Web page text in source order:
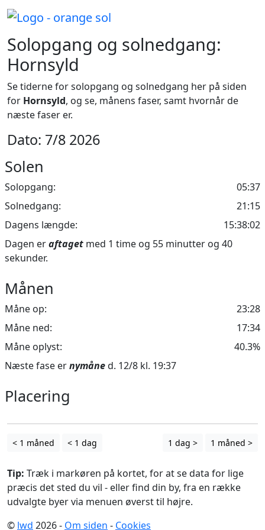
Solopgang og solnedgang:
Hornsyld
Se tiderne for solopgang og solnedgang her på siden
for Hornsyld, og se, månens faser, samt hvornår de
næste faser er.
Dato: 7/8 2026
Solen
Solopgang:
05:37
Solnedgang:
21:15
Dagens længde:
15:38:02
Dagen eraftaget med 1 time og 55 minutter og 40
sekunder.
Månen
Måne op:
23:28
Måne ned:
17:34
Måne oplyst:
40.3%
Næste fase ernymåned. 12/8 kl. 19:37
Placering
+
−
< 1 måned < 1 dag 1 dag > 1 måned >
Tip: Træk i markøren på kortet, for at se data for lige
præcis det sted du vil - eller find din by, fra en række
udvalgte byer via menuen øverst til højre.
© lwd 2026 - Om siden - Cookies